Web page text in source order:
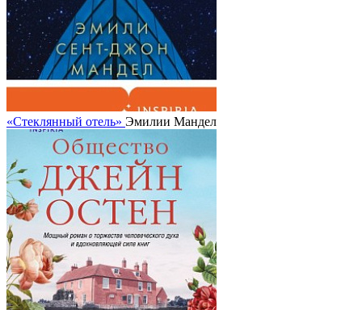
«Стеклянный отель» Эмилии Мандел